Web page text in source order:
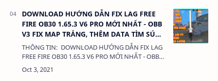
DOWNLOAD HƯỚNG DẪN FIX LAG FREE
FIRE OB30 1.65.3 V6 PRO MỚI NHẤT - OBB
V3 FIX MAP TRẮNG, THÊM DATA TÌM SÚNG
NÂNG CẤP
THÔNG TIN: DOWNLOAD HƯỚNG DẪN FIX LAG
FREE FIRE OB30 1.65.3 V6 PRO MỚI NHẤT - OBB
V3 FIX MAP TRẮNG, THÊM DATA TÌM SÚNG NÂNG